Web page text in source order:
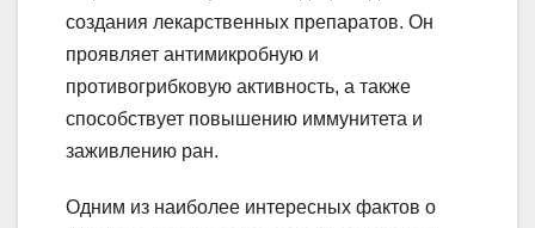
создания лекарственных препаратов. Он
проявляет антимикробную и
противогрибковую активность, а также
способствует повышению иммунитета и
заживлению ран.
Одним из наиболее интересных фактов о